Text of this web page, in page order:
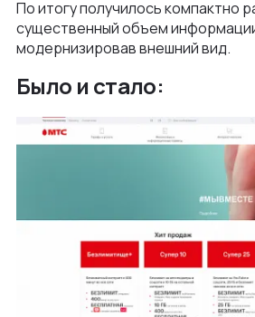
По итогу получилось компактно
существенный объем
модернизировав внешний вид.
Было и стало: